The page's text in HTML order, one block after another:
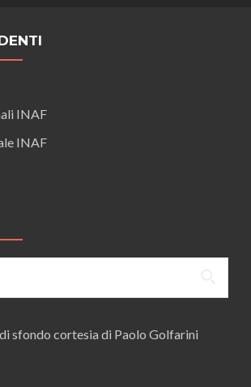
INAF
INAF
sfondo cortesia di Paolo Golfarini